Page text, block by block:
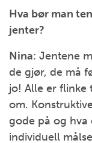
Hva bør man
jenter?
Nina: Jentene
de gjør, de må
jo! Alle er flinke
om.
gode på og hva
individuell